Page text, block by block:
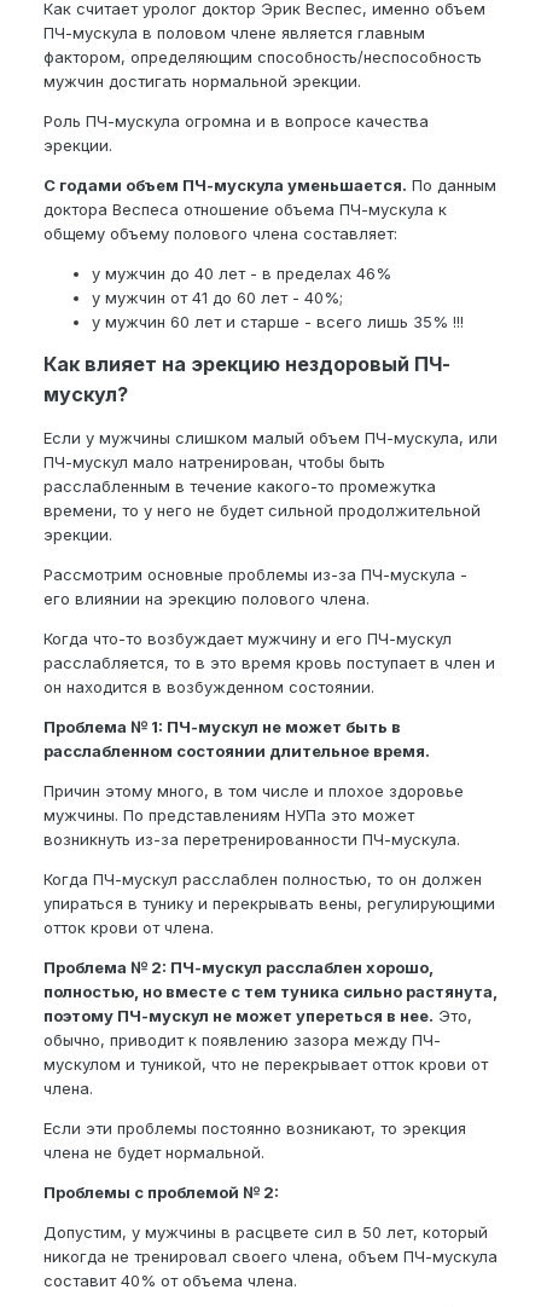
Как считает уролог доктор Эрик Веспес, именно объем
ПЧ-мускула в половом члене является главным
фактором, определяющим способность/неспособность
мужчин достигать нормальной эрекции.
Роль ПЧ-мускула огромна и в вопросе качества
эрекции.
С годами объем ПЧ-мускула уменьшается. По данным
доктора Веспеса отношение объема ПЧ-мускула к
общему объему полового члена составляет:
у мужчин до 40 лет - в пределах 46%
у мужчин от 41 до 60 лет - 40%;
у мужчин 60 лет и старше - всего лишь 35% !!!
Как влияет на эрекцию нездоровый ПЧ-
мускул?
Если у мужчины слишком малый объем ПЧ-мускула, или
ПЧ-мускул мало натренирован, чтобы быть
расслабленным в течение какого-то промежутка
времени, то у него не будет сильной продолжительной
эрекции.
Рассмотрим основные проблемы из-за ПЧ-мускула -
его влиянии на эрекцию полового члена.
Когда что-то возбуждает мужчину и его ПЧ-мускул
расслабляется, то в это время кровь поступает в член и
он находится в возбужденном состоянии.
Проблема № 1: ПЧ-мускул не может быть в
расслабленном состоянии длительное время.
Причин этому много, в том числе и плохое здоровье
мужчины. По представлениям НУПа это может
возникнуть из-за перетренированности ПЧ-мускула.
Когда ПЧ-мускул расслаблен полностью, то он должен
упираться в тунику и перекрывать вены, регулирующими
отток крови от члена.
Проблема № 2: ПЧ-мускул расслаблен хорошо,
полностью, но вместе с тем туника сильно растянута,
поэтому ПЧ-мускул не может упереться в нее. Это,
обычно, приводит к появлению зазора между ПЧ-
мускулом и туникой, что не перекрывает отток крови от
члена.
Если эти проблемы постоянно возникают, то эрекция
члена не будет нормальной.
Проблемы с проблемой № 2:
Допустим, у мужчины в расцвете сил в 50 лет, который
никогда не тренировал своего члена, объем ПЧ-мускула
составит 40% от объема члена.